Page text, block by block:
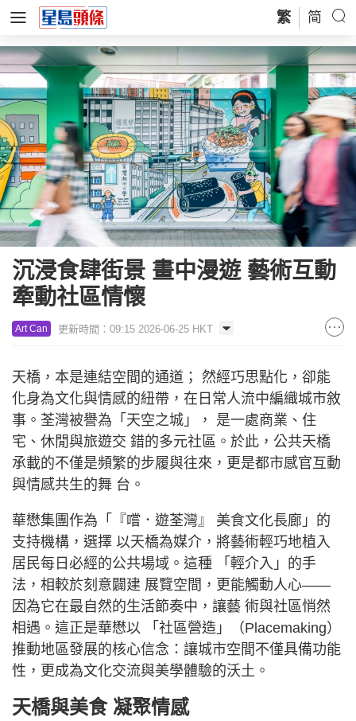
繁 简
沉浸食肆街景 畫中漫遊 藝術互動
牽動社區情懷
Art Can 更新時間：09:15 2026-06-25 HKT
天橋，本是連結空間的通道； 然經巧思點化，卻能
化身為文化與情感的紐帶，在日常人流中編織城市敘
事。荃灣被譽為「天空之城」， 是一處商業、住
宅、休閒與旅遊交 錯的多元社區。於此，公共天橋
承載的不僅是頻繁的步履與往來，更是都市感官互動
與情感共生的舞 台。
華懋集團作為「『嚐．遊荃灣』 美食文化長廊」的
支持機構，選擇 以天橋為媒介，將藝術輕巧地植入
居民每日必經的公共場域。這種 「輕介入」的手
法，相較於刻意闢建 展覽空間，更能觸動人心——
因為它在最自然的生活節奏中，讓藝 術與社區悄然
相遇。這正是華懋以 「社區營造」（Placemaking）
推動地區發展的核心信念：讓城市空間不僅具備功能
性，更成為文化交流與美學體驗的沃土。
天橋與美食 凝聚情感